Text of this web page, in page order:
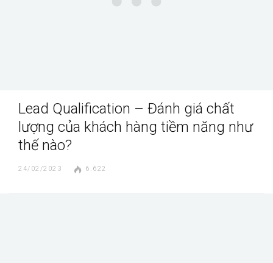
Lead Qualification – Đánh giá chất
lượng của khách hàng tiềm năng như
thế nào?
24/02/2023 6.622